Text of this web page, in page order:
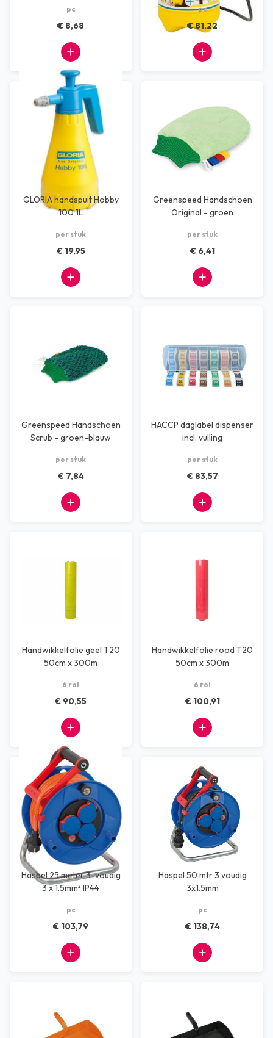
pc
€ 8,68
pc
€ 81,22
GLORIA handspuit Hobby
100 1L
per stuk
€ 19,95
Greenspeed Handschoen
Original - groen
per stuk
€ 6,41
Greenspeed Handschoen
Scrub - groen-blauw
per stuk
€ 7,84
HACCP daglabel dispenser
incl. vulling
per stuk
€ 83,57
Handwikkelfolie geel T20
50cm x 300m
6 rol
€ 90,55
Handwikkelfolie rood T20
50cm x 300m
6 rol
€ 100,91
Haspel 25 meter 3-voudig
3 x 1.5mm² IP44
pc
€ 103,79
Haspel 50 mtr 3 voudig
3x1.5mm
pc
€ 138,74